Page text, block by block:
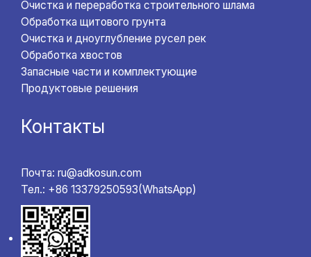
Очистка и переработка строительного шлама
Обработка щитового грунта
Очистка и дноуглубление русел рек
Обработка хвостов
Запасные части и комплектующие
Продуктовые решения
Контакты
Почта: ru@adkosun.com
Тел.: +86 13379250593(WhatsApp)